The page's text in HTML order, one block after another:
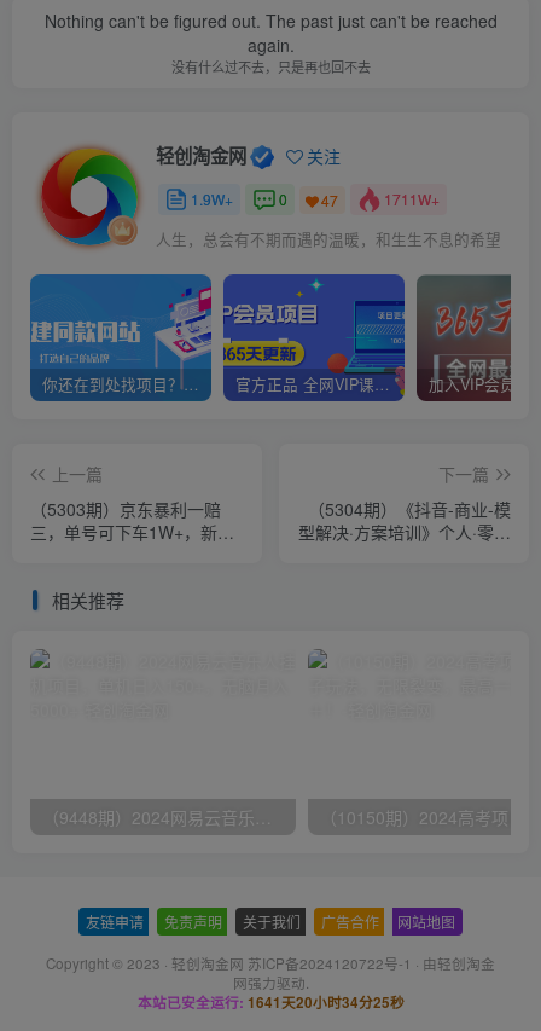
Nothing can't be figured out. The past just can't be reached
again.
没有什么过不去，只是再也回不去
轻创淘金网 关注
1.9W+ 0 47 1711W+
人生，总会有不期而遇的温暖，和生生不息的希望
你还在到处找项目？还在当韭菜？我靠网创资源站一个月赚5万+，曾经我也是个失败者。 官方正品 全网VIP课程 无损下载~
上一篇
（5303期）京东暴利一赔
三，单号可下车1W+，新号
下一篇
（5304期）《抖音-商业-模
型解决·方案培训》个人·零售
相关推荐
（9448期）2024网易云音乐人挂机项目，单机日入150+，无脑月入5000+
友链申请 免责声明 关于我们 广告合作 网站地图
Copyright © 2023 · 轻创淘金网 苏ICP备2024120722号-1 · 由轻创淘金
网强力驱动.
本站已安全运行: 1641天20小时34分25秒